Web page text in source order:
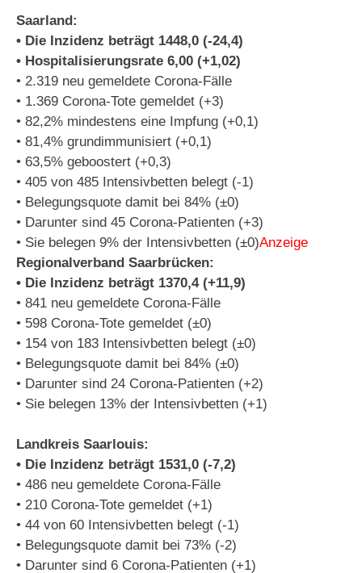
Saarland:
• Die Inzidenz beträgt 1448,0 (-24,4)
• Hospitalisierungsrate 6,00 (+1,02)
• 2.319 neu gemeldete Corona-Fälle
• 1.369 Corona-Tote gemeldet (+3)
• 82,2% mindestens eine Impfung (+0,1)
• 81,4% grundimmunisiert (+0,1)
• 63,5% geboostert (+0,3)
• 405 von 485 Intensivbetten belegt (-1)
• Belegungsquote damit bei 84% (±0)
• Darunter sind 45 Corona-Patienten (+3)
• Sie belegen 9% der Intensivbetten (±0)Anzeige
Regionalverband Saarbrücken:
• Die Inzidenz beträgt 1370,4 (+11,9)
• 841 neu gemeldete Corona-Fälle
• 598 Corona-Tote gemeldet (±0)
• 154 von 183 Intensivbetten belegt (±0)
• Belegungsquote damit bei 84% (±0)
• Darunter sind 24 Corona-Patienten (+2)
• Sie belegen 13% der Intensivbetten (+1)
Landkreis Saarlouis:
• Die Inzidenz beträgt 1531,0 (-7,2)
• 486 neu gemeldete Corona-Fälle
• 210 Corona-Tote gemeldet (+1)
• 44 von 60 Intensivbetten belegt (-1)
• Belegungsquote damit bei 73% (-2)
• Darunter sind 6 Corona-Patienten (+1)